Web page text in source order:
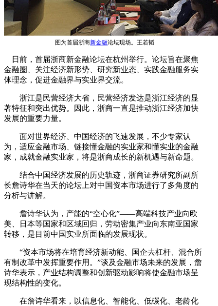
图为首届浙商新金融论坛现场。王若韬
日前，首届浙商新金融论坛在杭州举行。论坛旨在聚焦
金融圈、关注经济新形势、研究新业态、实践金融服务实
体理念，促进金融界与实业界交流。
浙江是民营经济大省，民营经济发达是浙江经济的显
著特征和突出优势。因此，浙商一直是推动浙江经济加快
发展的重要力量。
面对世界经济、中国经济的飞速发展，不少专家认
为，适应金融市场、链接懂金融的实业家和懂实业的金融
家，成就金融实业家，将是浙商成长的新机遇与新命题。
结合中国经济发展的历史轨迹，浙商证券研究所副所
长詹诗华在当天的论坛上对中国资本市场进行了多角度的
分析与讲解。
詹诗华认为，产能的“空心化”——高端科技产业向欧
美、日本等国家和区域回归，劳动密集产业向东南亚国家
转移，是目前中国实业所面临的发展现状。
“资本市场将在培育经济新动能、国企去杠杆、混合所
有制改革中发挥重要作用。”谈及金融市场未来的发展，詹
诗华表示，产业结构调整和创新驱动影响将使金融市场呈
现结构性的变化。
在詹诗华看来，以信息化、智能化、低碳化、老龄化